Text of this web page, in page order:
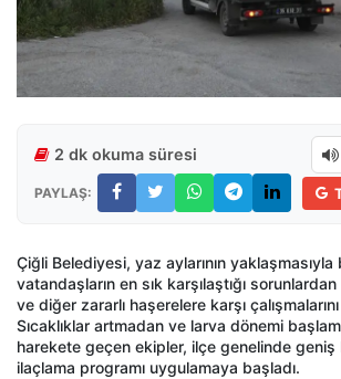
2 dk okuma süresi
PAYLAŞ:
Çiğli Belediyesi, yaz aylarının yaklaşmasıyla
vatandaşların en sık karşılaştığı
ve diğer zararlı haşerelere karşı
Sıcaklıklar artmadan ve larva dönemi
harekete geçen ekipler, ilçe genelinde geniş
ilaçlama programı uygulamaya başladı.